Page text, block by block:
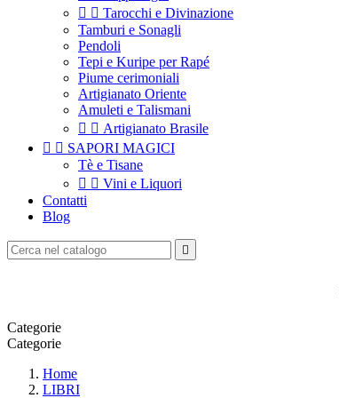
  Tarocchi e Divinazione
Tamburi e Sonagli
Pendoli
Tepi e Kuripe per Rapé
Piume cerimoniali
Artigianato Oriente
Amuleti e Talismani
  Artigianato Brasile
  SAPORI MAGICI
Tè e Tisane
  Vini e Liquori
Contatti
Blog

Categorie
Categorie
Home
LIBRI